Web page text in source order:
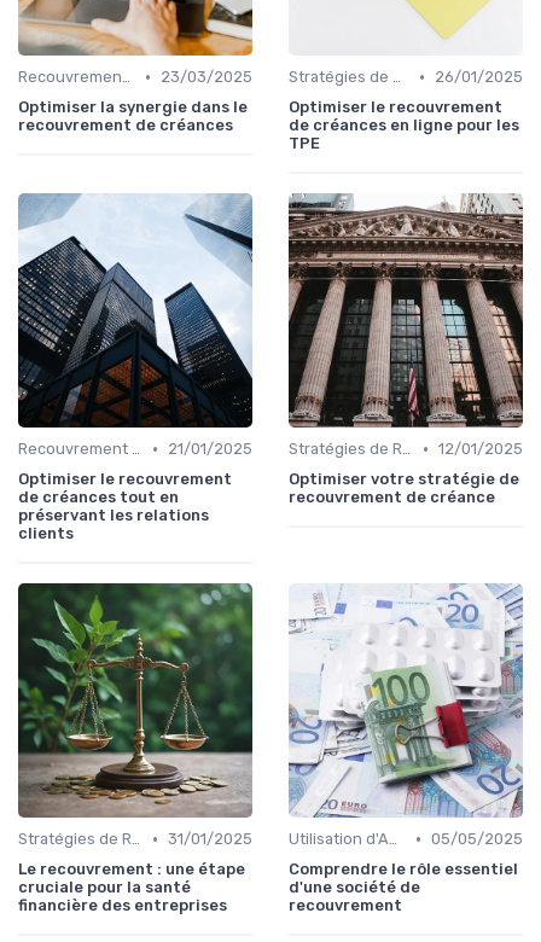
Recouvrement et Relations Commerciales •
23/03/2025
Optimiser la synergie dans le
recouvrement de créances
Stratégies de Recouvrement B2B •
26/01/2025
Optimiser le recouvrement
de créances en ligne pour les
TPE
Recouvrement et Relations Commerciales •
21/01/2025
Optimiser le recouvrement
de créances tout en
préservant les relations
clients
Stratégies de Recouvrement B2B • 12/01/2025
Optimiser votre stratégie de
recouvrement de créance
Stratégies de Recouvrement B2B • 31/01/2025
Le recouvrement : une étape
cruciale pour la santé
financière des entreprises
Utilisation d'Agences de Recouvrement • 05/05/2025
Comprendre le rôle essentiel
d'une société de
recouvrement